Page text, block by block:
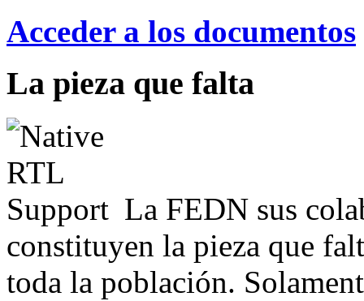
Acceder a los documentos
La pieza que falta
La FEDN sus
constituyen la pieza que
toda la población.